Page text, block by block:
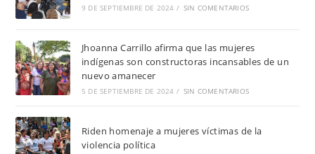
9 DE SEPTIEMBRE DE 2024 / SIN COMENTARIOS
Jhoanna Carrillo afirma que las mujeres
indígenas son constructoras incansables de un
nuevo amanecer
5 DE SEPTIEMBRE DE 2024 / SIN COMENTARIOS
Riden homenaje a mujeres víctimas de la
violencia política